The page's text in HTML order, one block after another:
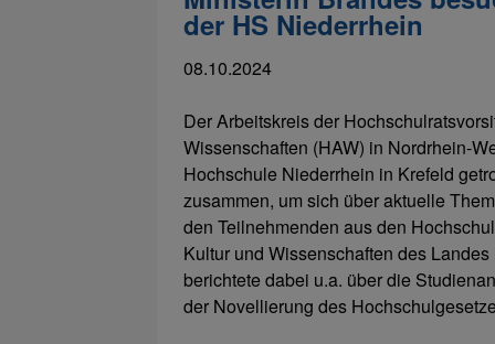
der HS Niederrhein
08.10.2024
Der Arbeitskreis der
Wissenschaften (HAW) in Nordrhein-
Hochschule Niederrhein in Krefeld
zusammen, um sich über aktuelle
den Teilnehmenden aus den
Kultur und Wissenschaften des
berichtete dabei u.a. über die
der Novellierung des